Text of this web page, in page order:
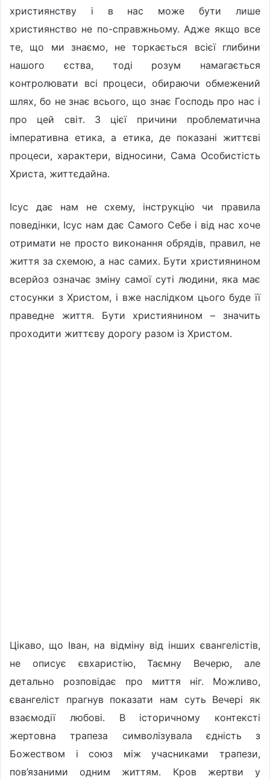
християнству і в нас може бути лише
християнство не по-справжньому. Адже якщо все
те, що ми знаємо, не торкається всієї глибини
нашого єства, тоді розум намагається
контролювати всі процеси, обираючи обмежений
шлях, бо не знає всього, що знає Господь про нас і
про цей світ. З цієї причини проблематична
імперативна етика, а етика, де показані життєві
процеси, характери, відносини, Сама Особистість
Христа, життєдайна.
Ісус дає нам не схему, інструкцію чи правила
поведінки, Ісус нам дає Самого Себе і від нас хоче
отримати не просто виконання обрядів, правил, не
життя за схемою, а нас самих. Бути християнином
всерйоз означає зміну самої суті людини, яка має
стосунки з Христом, і вже наслідком цього буде її
праведне життя. Бути християнином – значить
проходити життєву дорогу разом із Христом.
Цікаво, що Іван, на відміну від інших євангелістів,
не описує євхаристію, Таємну Вечерю, але
детально розповідає про миття ніг. Можливо,
євангеліст прагнув показати нам суть Вечері як
взаємодії любові. В історичному контексті
жертовна трапеза символізувала єдність з
Божеством і союз між учасниками трапези,
пов’язаними одним життям. Кров жертви у